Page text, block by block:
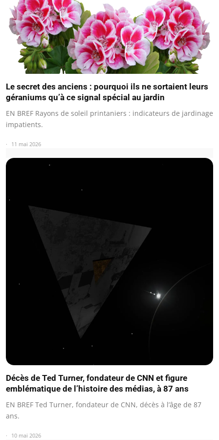
Le secret des anciens : pourquoi ils ne sortaient leurs
géraniums qu’à ce signal spécial au jardin
EN BREF Rayons de soleil printaniers : indicateurs de jardinage
impatients.
11 mai 2026
Décès de Ted Turner, fondateur de CNN et figure
emblématique de l’histoire des médias, à 87 ans
EN BREF Ted Turner, fondateur de CNN, décès à l’âge de 87
ans.
10 mai 2026